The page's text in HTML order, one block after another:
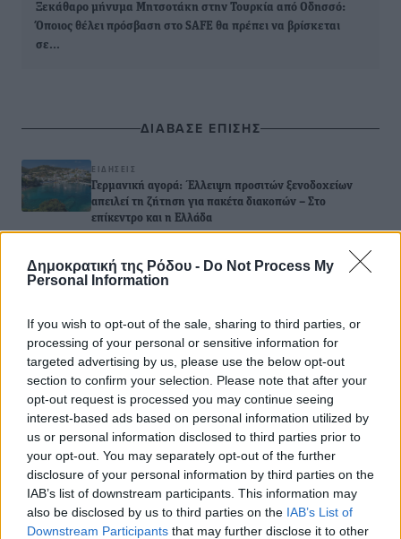
Δημοκρατική της Ρόδου - Do Not Process My
Personal Information
If you wish to opt-out of the sale, sharing to third parties, or
processing of your personal or sensitive information for
targeted advertising by us, please use the below opt-out
section to confirm your selection. Please note that after your
opt-out request is processed you may continue seeing
interest-based ads based on personal information utilized by
us or personal information disclosed to third parties prior to
your opt-out. You may separately opt-out of the further
disclosure of your personal information by third parties on the
IAB’s list of downstream participants. This information may
also be disclosed by us to third parties on the IAB’s List of
Downstream Participants that may further disclose it to other
Ξεκάθαρο μήνυμα Μητσοτάκη στην Τουρκία από Οδησσό:
Όποιος θέλει πρόσβαση στο SAFE θα πρέπει να βρίσκεται
σε…
ΔΙΑΒΑΣΕ ΕΠΙΣΗΣ
ΕΙΔΉΣΕΙΣ
Γερμανική αγορά: Έλλειψη προσιτών ξενοδοχείων
απειλεί τη ζήτηση για πακέτα διακοπών – Στο
επίκεντρο και η Ελλάδα
ΕΙΔΉΣΕΙΣ
Νέες ταυτότητες: Ποιοι πρέπει να τις αλλάξουν άμεσα
06.08.26 · 13:25
ΕΙΔΉΣΕΙΣ
Στην ΑΑΔΕ ο Μητσοτάκης για το myAGRO: «Είναι μια
πολύ σημαντική ημέρα για τον πρωτογενή τομέα»
06.08.26 · 11:37
Σχολιασμός Άρθρου
Τα σχόλια εκφράζουν αποκλειστικά τον εκάστοτε
σχολιαστή. Η Δημοκρατική δεν υιοθετεί αυτές τις